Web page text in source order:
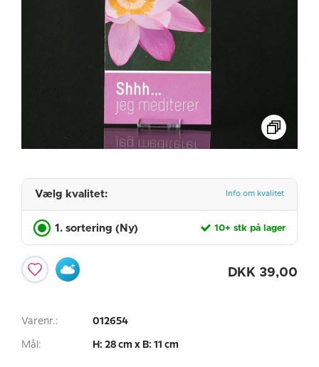
Vælg kvalitet: Info om kvalitet
1. sortering (Ny) 10+ stk på lager
DKK 39,00
Varenr.: 012654
Mål: H: 28 cm x B: 11 cm